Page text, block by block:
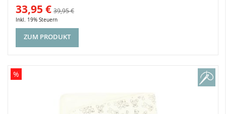
33,95 € 39,95 €
Inkl. 19% Steuern
ZUM PRODUKT
%